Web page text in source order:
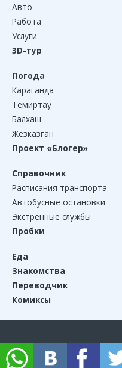
Авто
Работа
Услуги
3D-тур
Погода
Караганда
Темиртау
Балхаш
Жезказган
Проект «Блогер»
Справочник
Расписания транспорта
Автобусные остановки
Экстренные службы
Пробки
Еда
Знакомства
Переводчик
Комиксы